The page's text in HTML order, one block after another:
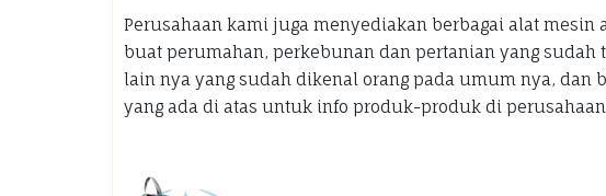
Perusahaan kami juga menyediakan berbagai alat mesin
buat perumahan, perkebunan dan pertanian yang
lain nya yang sudah dikenal orang pada umum nya,
yang ada di atas untuk info produk-produk di